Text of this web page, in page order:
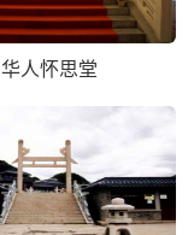
华人怀思堂